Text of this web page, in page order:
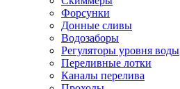
Форсунки
Донные сливы
Водозаборы
Регуляторы уровня воды
Переливные лотки
Каналы перелива